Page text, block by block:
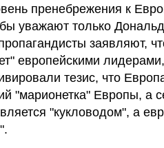
пренебрежения к
уважают только
заявляют,
европейскими
тезис, что
"марионетка" Европы, а
"кукловодом", а